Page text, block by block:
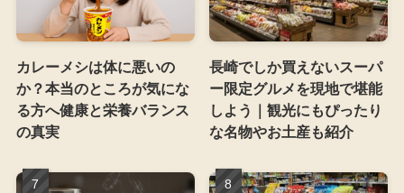
カレーメシは体に悪いの
か？本当のところが気にな
る方へ健康と栄養バランス
の真実
長崎でしか買えないスーパ
ー限定グルメを現地で堪能
しよう｜観光にもぴったり
な名物やお土産も紹介